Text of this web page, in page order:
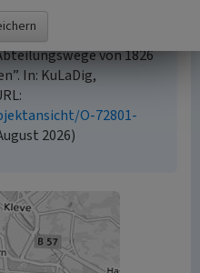
sind.
von 1826
In: KuLaDig,
O-72801-
2026)